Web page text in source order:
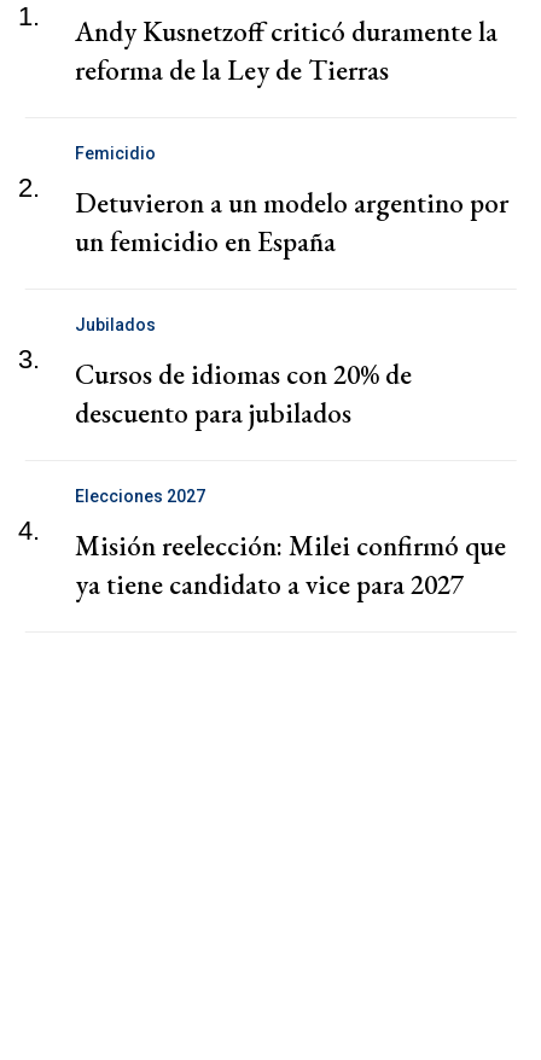
1.
Andy Kusnetzoff criticó duramente la
reforma de la Ley de Tierras
2.
Femicidio
Detuvieron a un modelo argentino por
un femicidio en España
3.
Jubilados
Cursos de idiomas con 20% de
descuento para jubilados
4.
Elecciones 2027
Misión reelección: Milei confirmó que
ya tiene candidato a vice para 2027